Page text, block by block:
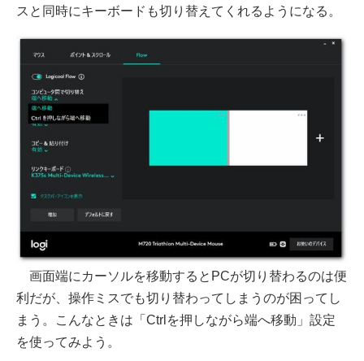
スと同時にキーボードも切り替えてくれるようになる。
画面端にカーソルを移動するとPCが切り替わるのは便
利だが、操作ミスでも切り替わってしまうのが困ってし
まう。こんなときは「Ctrlを押しながら端へ移動」設定
を使ってみよう。